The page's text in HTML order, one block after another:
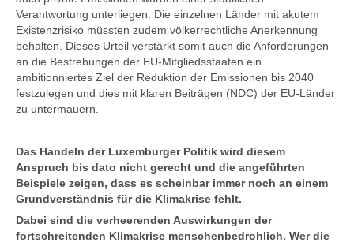
Verantwortung unterliegen. Die einzelnen Länder mit akutem
Existenzrisiko müssten zudem völkerrechtliche Anerkennung
behalten. Dieses Urteil verstärkt somit auch die Anforderungen
an die Bestrebungen der EU-Mitgliedsstaaten ein
ambitionniertes Ziel der Reduktion der Emissionen bis 2040
festzulegen und dies mit klaren Beiträgen (NDC) der EU-Länder
zu untermauern.
Das Handeln der Luxemburger Politik wird diesem
Anspruch bis dato nicht gerecht und die angeführten
Beispiele zeigen, dass es scheinbar immer noch an einem
Grundverständnis für die Klimakrise fehlt.
Dabei sind die verheerenden Auswirkungen der
fortschreitenden Klimakrise menschenbedrohlich. Wer die